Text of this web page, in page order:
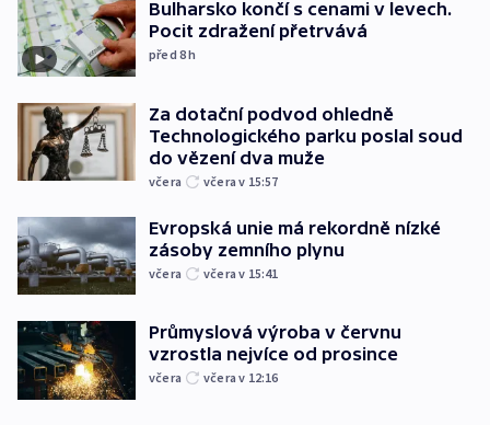
Bulharsko končí s cenami v levech.
Pocit zdražení přetrvává
před 8h
Za dotační podvod ohledně
Technologického parku poslal soud
do vězení dva muže
včera včera v 15:57
Evropská unie má rekordně nízké
zásoby zemního plynu
včera včera v 15:41
Průmyslová výroba v červnu
vzrostla nejvíce od prosince
včera včera v 12:16